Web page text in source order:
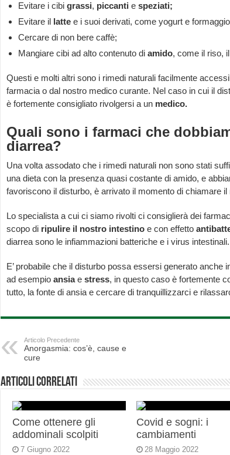
Evitare i cibi grassi, piccanti e speziati;
Evitare il lattee i suoi derivati, come yogurt e
Cercare di non bere caffè;
Mangiare cibi ad alto contenuto di amido, come il riso,
Questi e molti altri sono i rimedi naturali facilmente
farmacia o dal nostro medico curante. Nel caso in cui il
è fortemente consigliato rivolgersi a un medico.
Quali sono i farmaci che
diarrea?
Una volta assodato che i rimedi naturali non sono stati
una dieta con la presenza quasi costante di amido, e
favoriscono il disturbo, è arrivato il momento di chiamare il
Lo specialista a cui ci siamo rivolti ci consiglierà dei
scopo di ripulire il nostro intestinoe con effetto
diarrea sono le infiammazioni batteriche e i virus intestinali.
E’ probabile che il disturbo possa essersi generato
ad esempio ansiae stress, in questo caso è fortemente
tutto, la fonte di ansia e cercare di tranquillizzarci e
Articolo Precedente
Anorgasmia: cos’è, cause e
cure
Articoli correlati
Come ottenere gli
addominali scolpiti
7 Giugno 2022
Covid e sogni: i
cambiamenti
28 Maggio 2022